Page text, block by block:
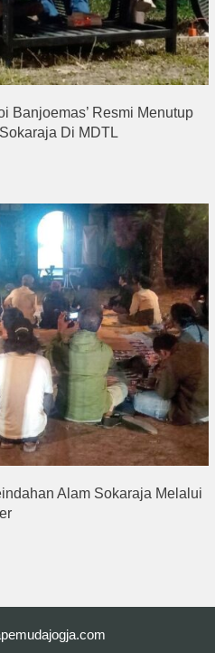
Banjoemas’ Resmi Menutup
Di MDTL
Alam Sokaraja Melalui